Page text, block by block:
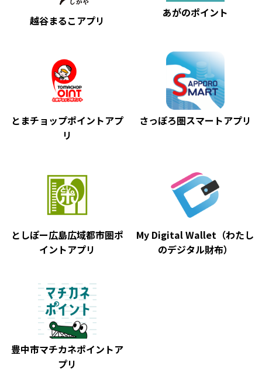
越谷まるこアプリ
あがのポイント
とまチョップポイントアプ
リ
さっぽろ圏スマートアプリ
としぽー広島広域都市圏ポ
イントアプリ
My Digital Wallet（わたし
のデジタル財布）
豊中市マチカネポイントア
プリ